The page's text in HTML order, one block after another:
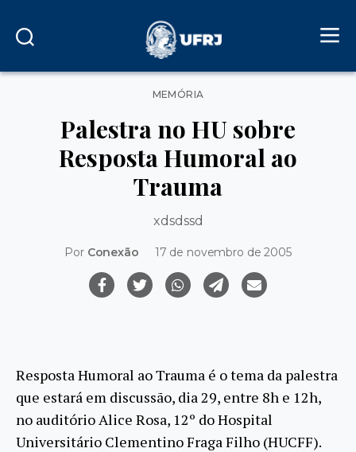
Categorias
MEMÓRIA
Palestra no HU sobre
Resposta Humoral ao
Trauma
xdsdssd
Por Conexão 17 de novembro de 2005
Resposta Humoral ao Trauma é o tema da palestra
que estará em discussão, dia 29, entre 8h e 12h,
no auditório Alice Rosa, 12º do Hospital
Universitário Clementino Fraga Filho (HUCFF).